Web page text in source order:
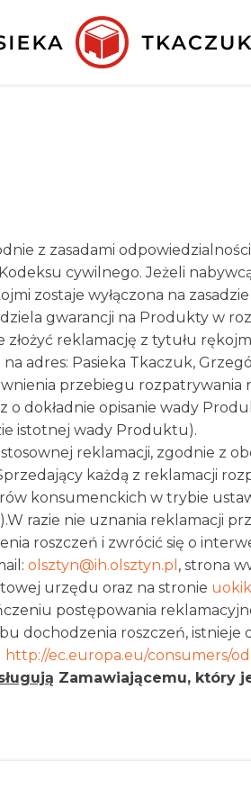
z zasadami
Kodeksu cywilnego. Jeżeli
zostaje wyłączona na
gwarancji na Produkty w
reklamację z tytułu
adres: Pasieka Tkaczuk,
przebiegu
o dokładnie opisanie wady
istotnej wady Produktu).
reklamacji, zgodnie z
każdą z reklamacji
konsumenckich w trybie
razie nie uznania reklamacji
roszczeń i zwrócić się o
olsztyn@ih.olsztyn.pl , strona
urzędu oraz na stronie
postępowania
dochodzenia roszczeń,
http://ec.europa.eu/consumers/
Zamawiającemu, który